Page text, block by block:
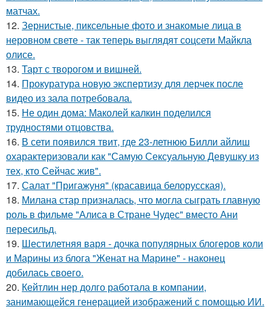
матчах.
12. Зернистые, пиксельные фото и знакомые лица в
неровном свете - так теперь выглядят соцсети Майкла
олисе.
13. Тарт с творогом и вишней.
14. Прокуратура новую экспертизу для лерчек после
видео из зала потребовала.
15. Не один дома: Маколей калкин поделился
трудностями отцовства.
16. В сети появился твит, где 23-летнюю Билли айлиш
охарактеризовали как "Самую Сексуальную Девушку из
тех, кто Сейчас жив".
17. Салат "Пригажуня" (красавица белорусская).
18. Милана стар призналась, что могла сыграть главную
роль в фильме "Алиса в Стране Чудес" вместо Ани
пересильд.
19. Шестилетняя варя - дочка популярных блогеров коли
и Марины из блога "Женат на Марине" - наконец
добилась своего.
20. Кейтлин нер долго работала в компании,
занимающейся генерацией изображений с помощью ИИ.